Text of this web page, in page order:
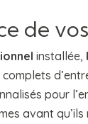
de
installée,
pour
avant qu’ils